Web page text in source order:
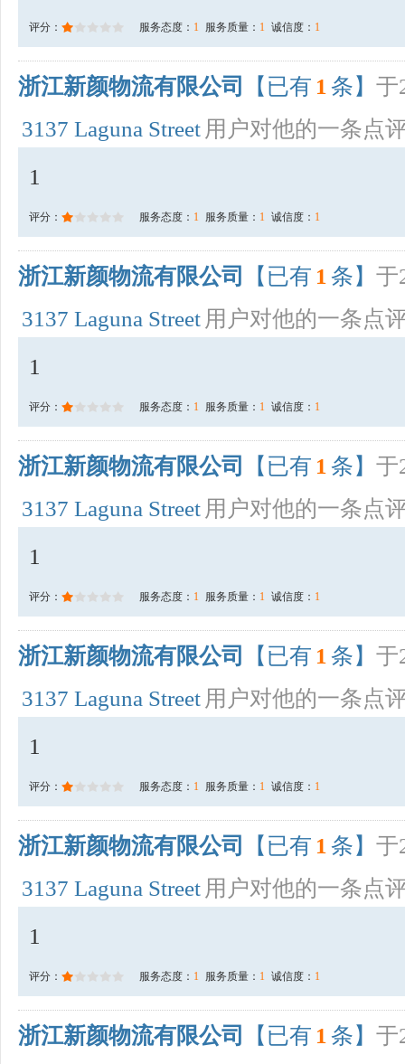
评分： 服务态度： 1 服务质量： 1 诚信度： 1
浙江新颜物流有限公司 【已有 1 条】 于
3137 Laguna Street 用户对他的一条点
1
评分： 服务态度： 1 服务质量： 1 诚信度： 1
浙江新颜物流有限公司 【已有 1 条】 于
3137 Laguna Street 用户对他的一条点
1
评分： 服务态度： 1 服务质量： 1 诚信度： 1
浙江新颜物流有限公司 【已有 1 条】 于
3137 Laguna Street 用户对他的一条点
1
评分： 服务态度： 1 服务质量： 1 诚信度： 1
浙江新颜物流有限公司 【已有 1 条】 于
3137 Laguna Street 用户对他的一条点
1
评分： 服务态度： 1 服务质量： 1 诚信度： 1
浙江新颜物流有限公司 【已有 1 条】 于
3137 Laguna Street 用户对他的一条点
1
评分： 服务态度： 1 服务质量： 1 诚信度： 1
浙江新颜物流有限公司 【已有 1 条】 于